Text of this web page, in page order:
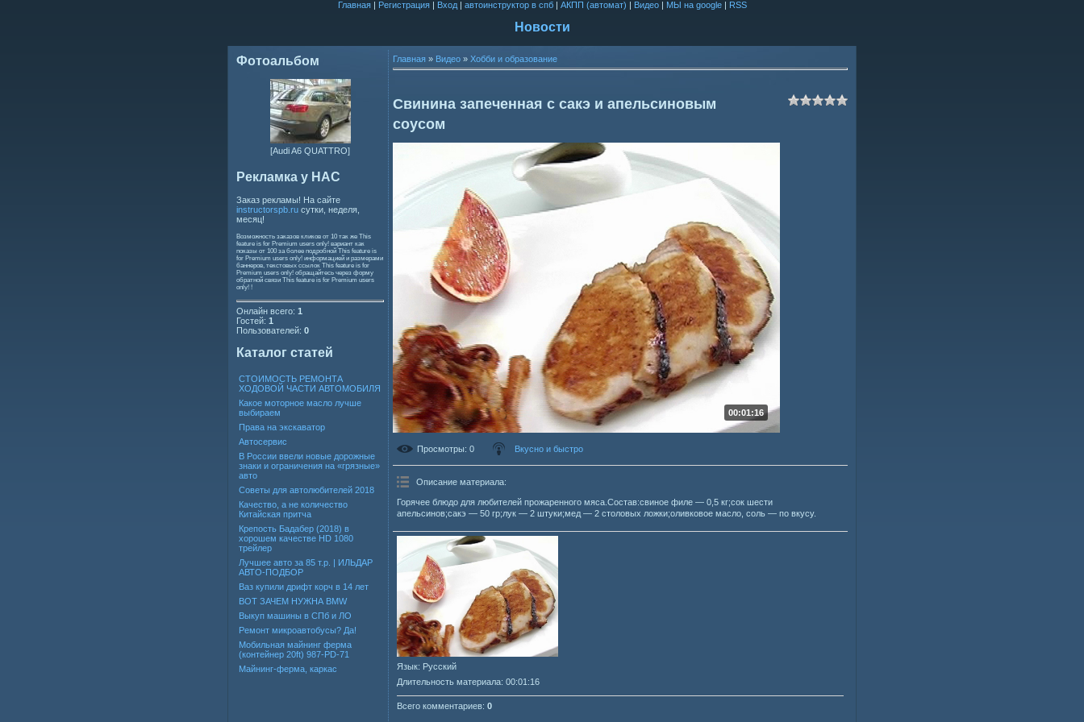
Главная| Регистрация| Вход| автоинструктор в спб| АКПП (автомат) | Видео| МЫ на google| RSS
Новости
Фотоальбом
[Audi A6 QUATTRO]
Рекламка у НАС
Заказ рекламы! На сайте
instructorspb.ru сутки, неделя,
месяц!
Возможность заказов кликов от 10 так же This
feature is for Premium users only! вариант как
показы от 100 за более подробной This feature is
for Premium users only! информацией и размерами
баннеров, текстовых ссылок This feature is for
Premium users only! обращайтесь через форму
обратной связи This feature is for Premium users
only! !
Онлайн всего: 1
Гостей: 1
Пользователей: 0
Каталог статей
СТОИМОСТЬ РЕМОНТА
ХОДОВОЙ ЧАСТИ АВТОМОБИЛЯ
Какое моторное масло лучше
выбираем
Права на экскаватор
Автосервис
В России ввели новые дорожные
знаки и ограничения на «грязные»
авто
Советы для автолюбителей 2018
Качество, а не количество
Китайская притча
Крепость Бадабер (2018) в
хорошем качестве HD 1080
трейлер
Лучшее авто за 85 т.р. | ИЛЬДАР
АВТО-ПОДБОР
Ваз купили дрифт корч в 14 лет
ВОТ ЗАЧЕМ НУЖНА BMW
Выкуп машины в СПб и ЛО
Ремонт микроавтобусы? Да!
Мобильная майнинг ферма
(контейнер 20ft) 987-PD-71
Майнинг-ферма, каркас
Главная » Видео » Хобби и образование
Свинина запеченная с сакэ и апельсиновым
соусом
00:01:16
Просмотры: 0 Вкусно и быстро
Описание материала:
Горячее блюдо для любителей прожаренного мяса.Состав:свиное филе — 0,5 кг;сок шести
апельсинов;сакэ — 50 гр;лук — 2 штуки;мед — 2 столовых ложки;оливковое масло, соль — по вкусу.
Язык: Русский
Длительность материала: 00:01:16
Всего комментариев: 0